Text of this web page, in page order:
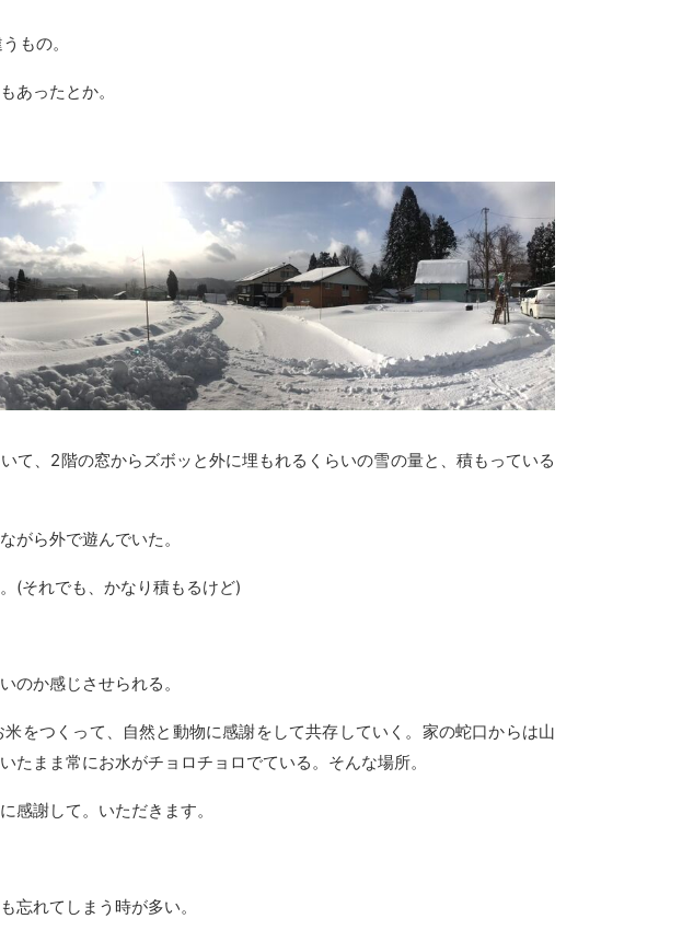
もの。
あったとか。
て、2階の窓からズボッと外に埋もれるくらいの雪の量と、積もっている
がら外で遊んでいた。
(それでも、かなり積もるけど)
のか感じさせられる。
をつくって、自然と動物に感謝をして共存していく。家の蛇口からは山
まま常にお水がチョロチョロでている。そんな場所。
感謝して。いただきます。
忘れてしまう時が多い。